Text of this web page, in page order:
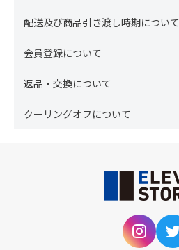
配送及び商品引き渡し時期について
会員登録について
返品・交換について
クーリングオフについて